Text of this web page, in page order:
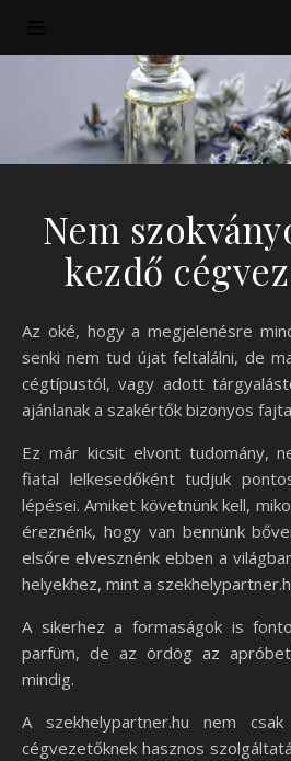
Nem
kezdő
Az oké, hogy a megjelenésre mindig adni kell, ezzel már
senki nem tud újat feltalálni, de
cégtípustól, vagy adott
ajánlanak a szakértők bizonyos
Ez már kicsit elvont tudomány,
fiatal lelkesedőként tudjuk
lépései. Amiket követnünk kell,
éreznénk, hogy van bennünk
elsőre elvesznénk ebben a
helyekhez, mint a
A sikerhez a formaságok is
parfüm, de az ördög az
mindig.
A szekhelypartner.hu nem
cégvezetőknek hasznos